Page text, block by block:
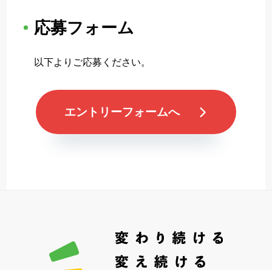
応募フォーム
以下よりご応募ください。
エントリーフォームへ